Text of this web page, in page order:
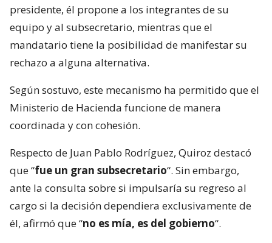
presidente, él propone a los integrantes de su
equipo y al subsecretario, mientras que el
mandatario tiene la posibilidad de manifestar su
rechazo a alguna alternativa.
Según sostuvo, este mecanismo ha permitido que el
Ministerio de Hacienda funcione de manera
coordinada y con cohesión.
Respecto de Juan Pablo Rodríguez, Quiroz destacó
que “fue un gran subsecretario“. Sin embargo,
ante la consulta sobre si impulsaría su regreso al
cargo si la decisión dependiera exclusivamente de
él, afirmó que “no es mía, es del gobierno“.